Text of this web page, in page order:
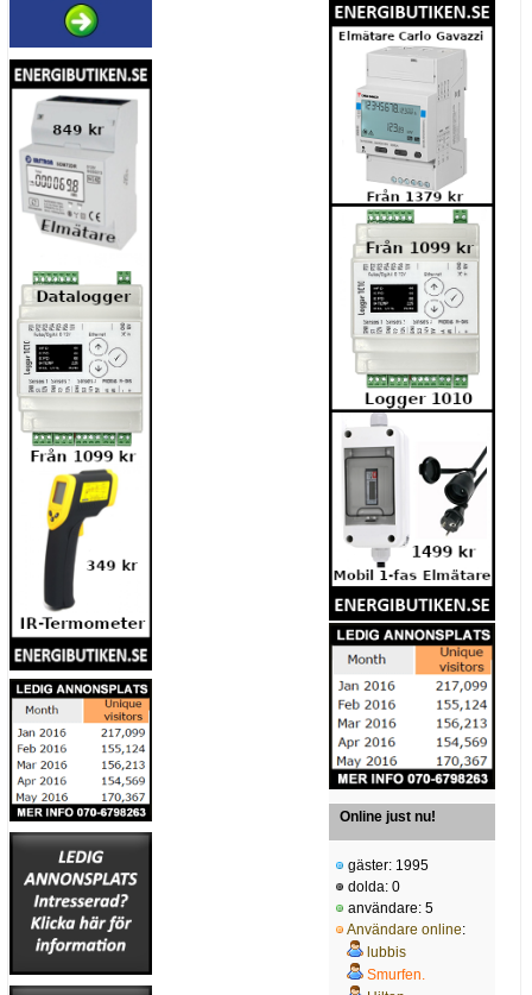
Online just nu!
gäster: 1995
dolda: 0
användare: 5
Användare online:
lubbis
Smurfen.